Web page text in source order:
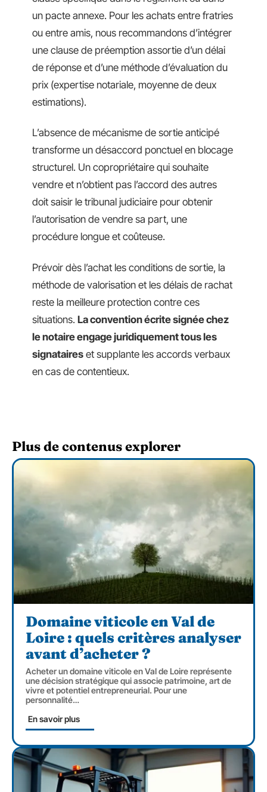
un pacte annexe. Pour les achats entre fratries
ou entre amis, nous recommandons d’intégrer
une clause de préemption assortie d’un délai
de réponse et d’une méthode d’évaluation du
prix (expertise notariale, moyenne de deux
estimations).
L’absence de mécanisme de sortie anticipé
transforme un désaccord ponctuel en blocage
structurel. Un copropriétaire qui souhaite
vendre et n’obtient pas l’accord des autres
doit saisir le tribunal judiciaire pour obtenir
l’autorisation de vendre sa part, une
procédure longue et coûteuse.
Prévoir dès l’achat les conditions de sortie, la
méthode de valorisation et les délais de rachat
reste la meilleure protection contre ces
situations. La convention écrite signée chez
le notaire engage juridiquement tous les
signataires et supplante les accords verbaux
en cas de contentieux.
Plus de contenus explorer
Domaine viticole en Val de
Loire : quels critères analyser
avant d’acheter ?
Acheter un domaine viticole en Val de Loire représente
une décision stratégique qui associe patrimoine, art de
vivre et potentiel entrepreneurial. Pour une
personnalité…
En savoir plus